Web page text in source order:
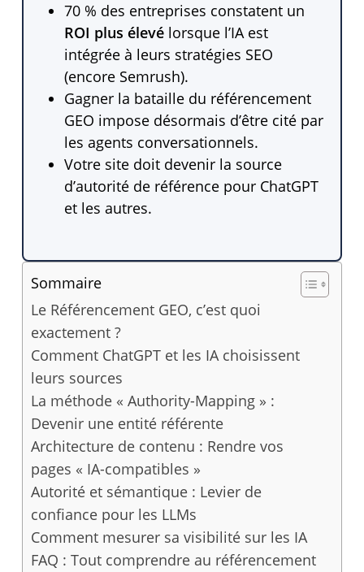
70 % des entreprises constatent un
ROI plus élevélorsque l’IA est
intégrée à leurs stratégies SEO
(encore Semrush).
Gagner la bataille du référencement
GEO impose désormais d’être cité par
les agents conversationnels.
Votre site doit devenir la source
d’autorité de référence pour ChatGPT
et les autres.
Sommaire
Le Référencement GEO, c’est quoi
exactement ?
Comment ChatGPT et les IA choisissent
leurs sources
La méthode « Authority-Mapping » :
Devenir une entité référente
Architecture de contenu : Rendre vos
pages « IA-compatibles »
Autorité et sémantique : Levier de
confiance pour les LLMs
Comment mesurer sa visibilité sur les IA
FAQ : Tout comprendre au référencement